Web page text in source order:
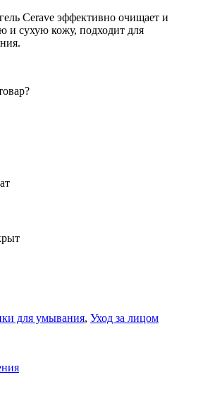
Cerave эффективно очищает и
и сухую кожу, подходит для
для умывания, Уход за лицом